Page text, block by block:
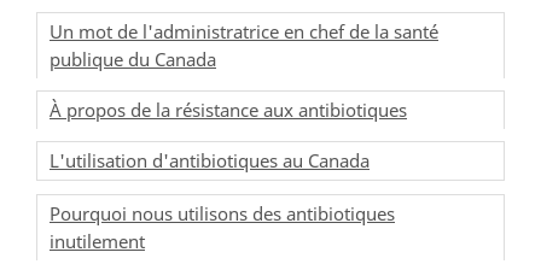
Un mot de l'administratrice en chef de la santé
publique du Canada
À propos de la résistance aux antibiotiques
L'utilisation d'antibiotiques au Canada
Pourquoi nous utilisons des antibiotiques
inutilement